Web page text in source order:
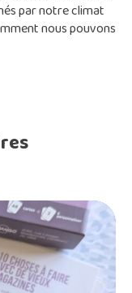
par notre climat
nous pouvons